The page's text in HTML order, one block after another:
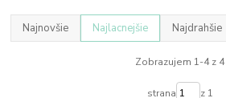
Najnovšie Najlacnejšie Najdrahšie
Zobrazujem 1-4 z 4
strana z 1